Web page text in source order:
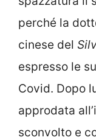
perché la
cinese del
espresso le
Covid. Dopo
approdata
sconvolto e